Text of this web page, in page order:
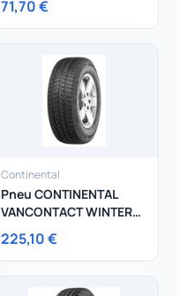
71,70 €
Continental
Pneu CONTINENTAL
VANCONTACT WINTER
215/75R16 116R
225,10 €